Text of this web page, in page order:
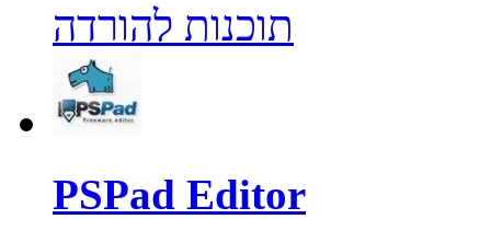
תוכנות להורדה
PSPad Editor